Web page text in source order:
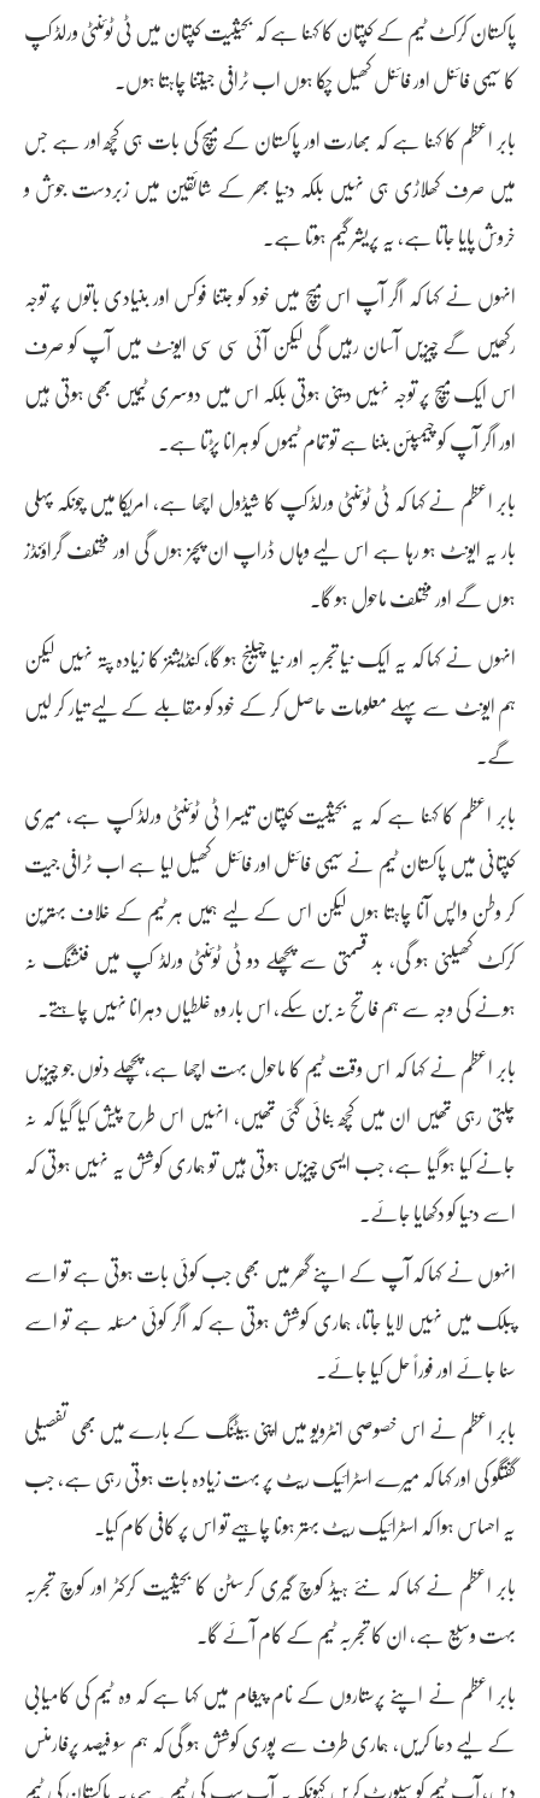
پاکستان کرکٹ ٹیم کے کپتان کا کہنا ہے کہ بحیثیت کپتان میں ٹی ٹوئنٹی ورلڈ کپ
کا سیمی فائنل اور فائنل کھیل چکا ہوں اب ٹرافی جیتنا چاہتا ہوں۔
بابر اعظم کا کہنا ہے کہ بھارت اور پاکستان کے میچ کی بات ہی کچھ اور ہے جس
میں صرف کھلاڑی ہی نہیں بلکہ دنیا بھر کے شائقین میں زبردست جوش و
خروش پایا جاتا ہے، یہ پریشر گیم ہوتا ہے۔
انہوں نے کہا کہ اگر آپ اس میچ میں خود کو جتنا فوکس اور بنیادی باتوں پر توجہ
رکھیں گے چیزیں آسان رہیں گی لیکن آئی سی سی ایونٹ میں آپ کو صرف
اس ایک میچ پر توجہ نہیں دینی ہوتی بلکہ اس میں دوسری ٹیمیں بھی ہوتی ہیں
اور اگر آپ کو چیمپئن بننا ہے تو تمام ٹیموں کو ہرانا پڑتا ہے۔
بابر اعظم نے کہا کہ ٹی ٹوئنٹی ورلڈ کپ کا شیڈول اچھا ہے، امریکا میں چونکہ پہلی
بار یہ ایونٹ ہو رہا ہے اس لیے وہاں ڈراپ ان پچز ہوں گی اور مختلف گراؤنڈز
ہوں گے اور مختلف ماحول ہو گا۔
انہوں نے کہا کہ یہ ایک نیا تجربہ اور نیا چیلنج ہو گا، کنڈیشنز کا زیادہ پتہ نہیں لیکن
ہم ایونٹ سے پہلے معلومات حاصل کر کے خود کو مقابلے کے لیے تیار کر لیں
گے۔
بابر اعظم کا کہنا ہے کہ یہ بحیثیت کپتان تیسرا ٹی ٹوئنٹی ورلڈ کپ ہے، میری
کپتانی میں پاکستان ٹیم نے سیمی فائنل اور فائنل کھیل لیا ہے اب ٹرافی جیت
کر وطن واپس آنا چاہتا ہوں لیکن اس کے لیے ہمیں ہر ٹیم کے خلاف بہترین
کرکٹ کھیلنی ہو گی، بد قسمتی سے پچھلے دو ٹی ٹوئنٹی ورلڈ کپ میں فنشنگ نہ
ہونے کی وجہ سے ہم فاتح نہ بن سکے، اس بار وہ غلطیاں دہرانا نہیں چاہتے۔
بابر اعظم نے کہا کہ اس وقت ٹیم کا ماحول بہت اچھا ہے، پچھلے دنوں جو چیزیں
چلتی رہی تھیں ان میں کچھ بنائی گئی تھیں، انہیں اس طرح پیش کیا گیا کہ نہ
جانے کیا ہو گیا ہے، جب ایسی چیزیں ہوتی ہیں تو ہماری کوشش یہ نہیں ہوتی کہ
اسے دنیا کو دکھایا جائے۔
انہوں نے کہا کہ آپ کے اپنے گھر میں بھی جب کوئی بات ہوتی ہے تو اسے
پبلک میں نہیں لایا جاتا، ہماری کوشش ہوتی ہے کہ اگر کوئی مسئلہ ہے تو اسے
سنا جائے اور فوراً حل کیا جائے۔
بابر اعظم نے اس خصوصی انٹرویو میں اپنی بیٹنگ کے بارے میں بھی تفصیلی
گفتگو کی اور کہا کہ میرے اسٹرائیک ریٹ پر بہت زیادہ بات ہوتی رہی ہے، جب
یہ احساس ہوا کہ اسٹرائیک ریٹ بہتر ہونا چاہیے تو اس پر کافی کام کیا۔
بابر اعظم نے کہا کہ نئے ہیڈ کوچ گیری کرسٹن کا بحیثیت کرکٹر اور کوچ تجربہ
بہت وسیع ہے، ان کا تجربہ ٹیم کے کام آئے گا۔
بابر اعظم نے اپنے پرستاروں کے نام پیغام میں کہا ہے کہ وہ ٹیم کی کامیابی
کے لیے دعا کریں، ہماری طرف سے پوری کوشش ہو گی کہ ہم سو فیصد پرفارمنس